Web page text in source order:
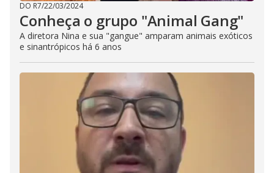
DO R7/22/03/2024
Conheça o grupo "Animal Gang"
A diretora Nina e sua "gangue" amparam animais exóticos
e sinantrópicos há 6 anos